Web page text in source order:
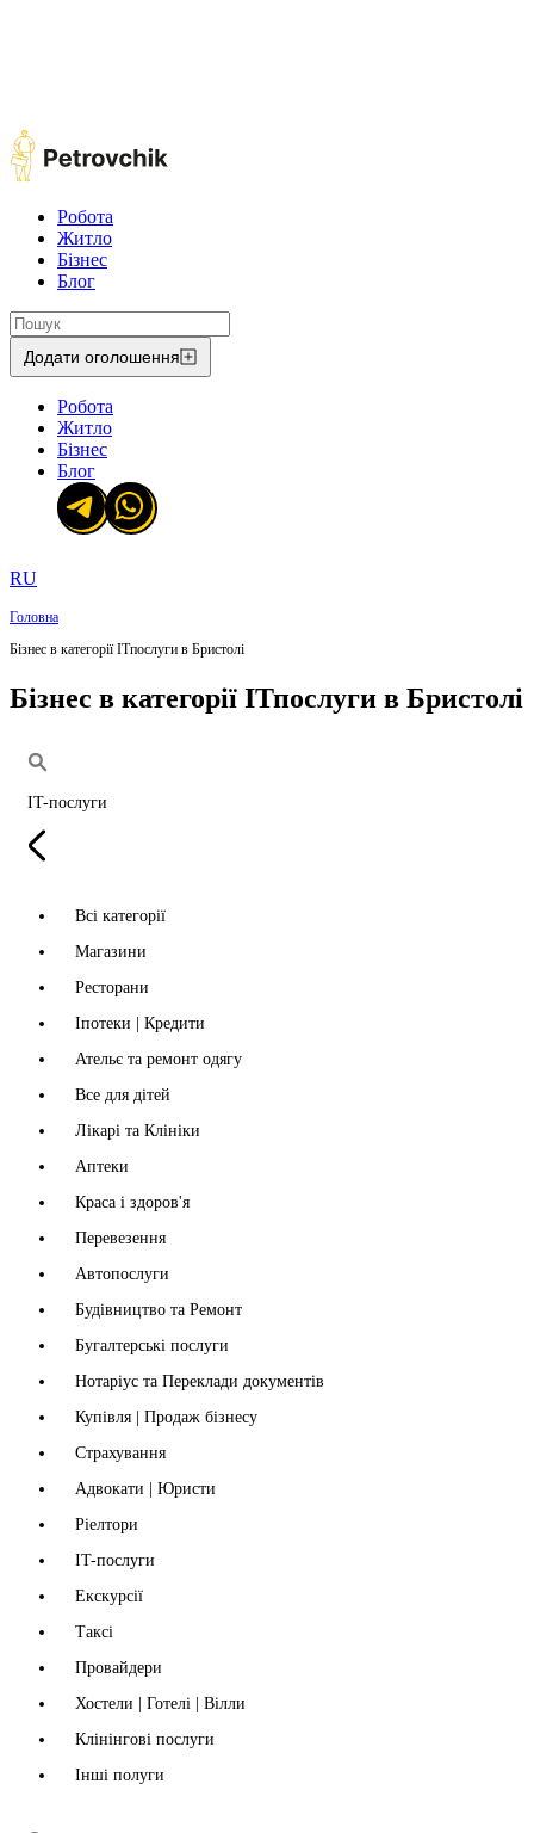
Робота
Житло
Бізнес
Блог
Додати оголошення
Робота
Житло
Бізнес
Блог
RU
Головна
Бізнес в категорії ІТпослуги в Бристолі
Бізнес в категорії ІТпослуги в Бристолі
IT-послуги
Всі категорії
Магазини
Ресторани
Іпотеки | Кредити
Ательє та ремонт одягу
Все для дітей
Лікарі та Клініки
Аптеки
Краса і здоров'я
Перевезення
Автопослуги
Будівництво та Ремонт
Бугалтерські послуги
Нотаріус та Переклади документів
Купівля | Продаж бізнесу
Страхування
Адвокати | Юристи
Ріелтори
IT-послуги
Екскурсії
Таксі
Провайдери
Хостели | Готелі | Вілли
Клінінгові послуги
Інші полуги